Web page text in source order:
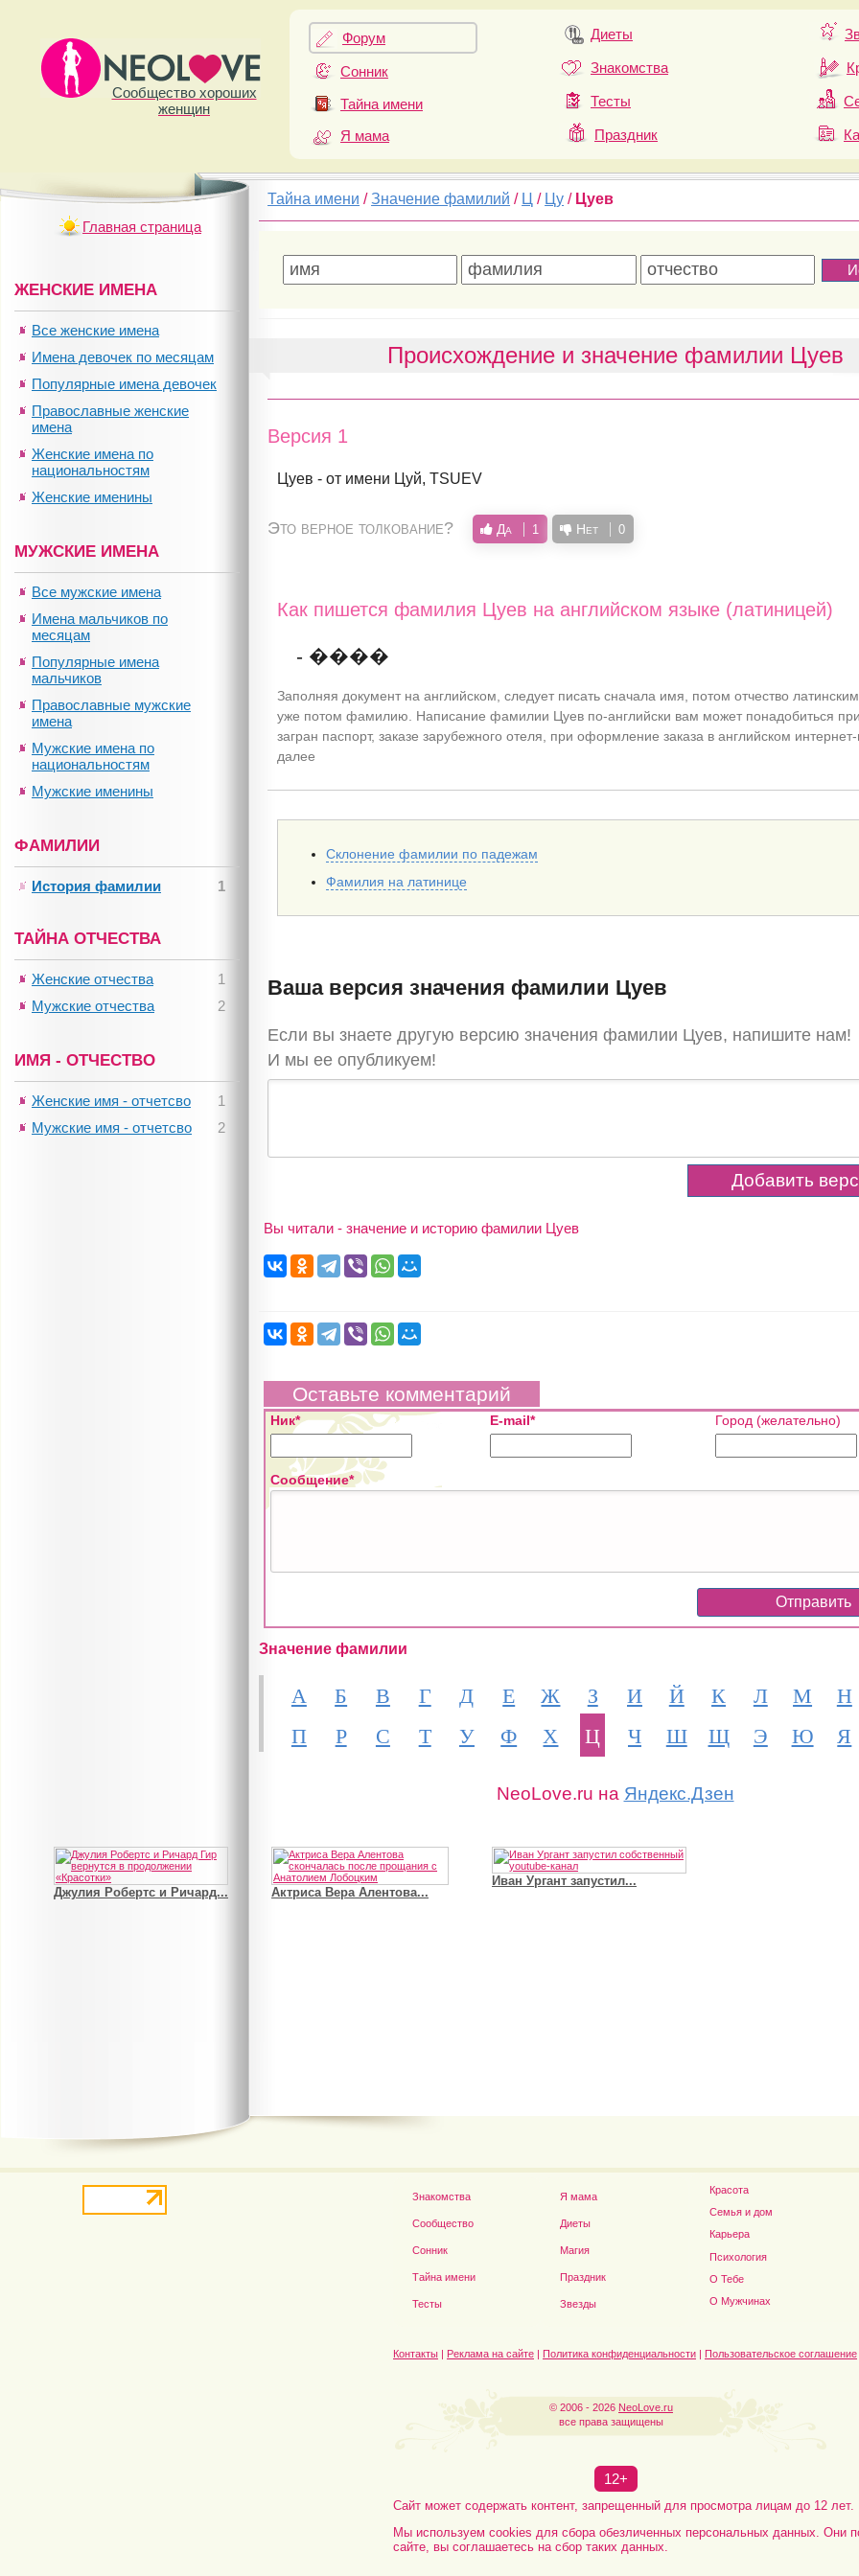
Сообщество хороших
женщин
Форум
Сонник
Тайна имени
Я мама
Диеты
Знакомства
Тесты
Праздник
Тайна имени /Значение фамилий / Ц / Цу / Цуев
Происхождение и значение фамилии Цуев
Версия 1
Цуев - от имени Цуй, TSUEV
Это верное толкование? Да 1 Нет 0
Как пишется фамилия Цуев на английском языке (латиницей)
- ����
Заполняя документ на английском, следует писать сначала имя, потом отчество
уже потом фамилию. Написание фамилии Цуев по-английски вам может понадобиться
загран паспорт, заказе зарубежного отеля, при оформление заказа в английском
далее
Склонение фамилии по падежам
Фамилия на латинице
Ваша версия значения фамилии Цуев
Если вы знаете другую версию значения фамилии Цуев, напишите нам!
И мы ее опубликуем!
Вы читали - значение и историю фамилии Цуев
Оставьте комментарий
Ник* E-mail* Город (желательно)
Сообщение*
Значение фамилии
А Б В Г Д Е Ж З И Й К Л М
Н
П
Р С Т У Ф Х Ц Ч Ш Щ Э Ю Я
NeoLove.ru на Яндекс.Дзен
Главная страница
ЖЕНСКИЕ ИМЕНА
Все женские имена
Имена девочек по месяцам
Популярные имена девочек
Православные женские
имена
Женские имена по
национальностям
Женские именины
МУЖСКИЕ ИМЕНА
Все мужские имена
Имена мальчиков по
месяцам
Популярные имена
мальчиков
Православные мужские
имена
Мужские имена по
национальностям
Мужские именины
ФАМИЛИИ
1
История фамилии
ТАЙНА ОТЧЕСТВА
1
Женские отчества
2
Мужские отчества
ИМЯ - ОТЧЕСТВО
1
Женские имя - отчетсво
2
Мужские имя - отчетсво
Джулия Робертс и Ричард... Актриса Вера Алентова...
Иван Ургант запустил...
Дэниел Рэдклифф...
Знакомства
Сообщество
Сонник
Тайна имени
Тесты
Я мама
Диеты
Магия
Праздник
Звезды
Красота
Семья и дом
Карьера
Психология
О Тебе
О Мужчинах
Контакты | Реклама на сайте | Политика конфиденциальности | Пользовательское соглашение
© 2006 - 2026 NeoLove.ru
все права защищены
12+
Сайт может содержать контент, запрещенный для просмотра лицам до 12 лет.
Мы используем cookies для сбора обезличенных персональных данных. Они
сайте, вы соглашаетесь на сбор таких данных.